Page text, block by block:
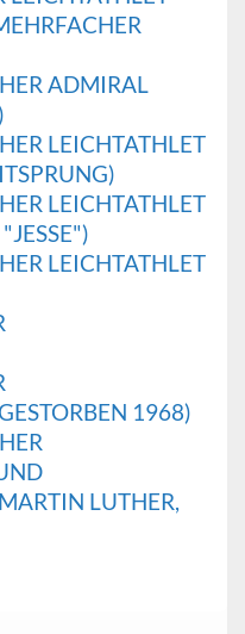
ADMIRAL
LEICHTATHLET
LEICHTATHLET
LEICHTATHLET
1968)
LUTHER,